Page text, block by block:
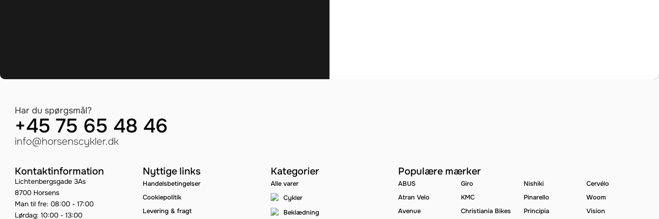
Har du spørgsmål?
+45 75 65 48 46
info@horsenscykler.dk
Kontaktinformation
Lichtenbergsgade 3As
8700 Horsens
Man til fre: 08:00 - 17:00
Lørdag: 10:00 - 13:00
Nyttige links
Handelsbetingelser
Cookiepolitik
Levering & fragt
Kategorier
Alle varer
Cykler
Beklædning
Populære mærker
ABUS
Atran Velo
Avenue
Giro
KMC
Christiania Bikes
Nishiki
Pinarello
Principia
Cervélo
Woom
Vision